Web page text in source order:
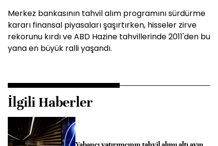
Merkez bankasının tahvil alım programını sürdürme
kararı finansal piyasaları şaşırtırken, hisseler zirve
rekorunu kırdı ve ABD Hazine tahvillerinde 2011'den bu
yana en büyük ralli yaşandı.
İlgili Haberler